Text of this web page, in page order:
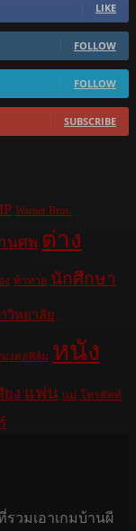
LIKE
FOLLOW
FOLLOW
SUBSCRIBE
Warner Bros.
นศพ ต่าง
ง ท้าทาย นักศึกษา
วิทยาลัย
มงคลฟิล์ม หนัง
ยง แฟน แม่ โทรศัพท์
วมเอาเกมบ้านผี